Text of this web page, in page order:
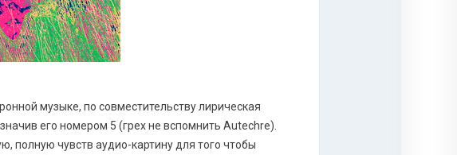
музыке, по совместительству лирическая
его номером 5 (грех не вспомнить Autechre).
полную чувств аудио-картину для того чтобы